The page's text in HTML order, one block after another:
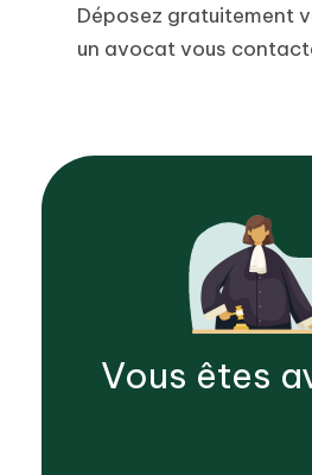
Déposez gratuitement
un avocat vous
Vous êtes